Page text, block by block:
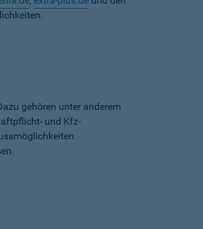
gehören unter anderem
und Kfz-